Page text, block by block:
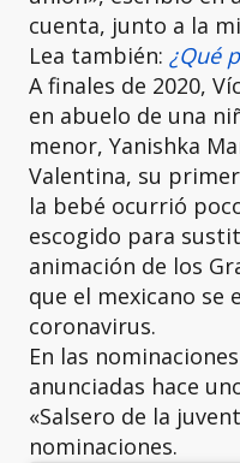
cuenta, junto a la
Lea también: ¿Qué
A finales de 2020,
en abuelo de una
menor, Yanishka
Valentina, su
la bebé ocurrió
escogido para
animación de los
que el mexicano se
coronavirus.
En las
anunciadas hace
«Salsero de la
nominaciones.